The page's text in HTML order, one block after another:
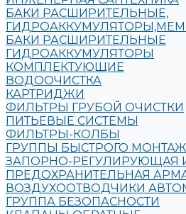
БАКИ РАСШИРИТЕЛЬНЫЕ,
БАКИ РАСШИРИТЕЛЬНЫЕ
ГИДРОАККУМУЛЯТОРЫ
КОМПЛЕКТУЮЩИЕ
ВОДООЧИСТКА
КАРТРИДЖИ
ФИЛЬТРЫ ГРУБОЙ ОЧИСТКИ
ПИТЬЕВЫЕ СИСТЕМЫ
ФИЛЬТРЫ-КОЛБЫ
ГРУППЫ БЫСТРОГО
ЗАПОРНО-РЕГУЛИРУЮЩАЯ
ПРЕДОХРАНИТЕЛЬНАЯ
ВОЗДУХООТВОДЧИКИ
ГРУППА БЕЗОПАСНОСТИ